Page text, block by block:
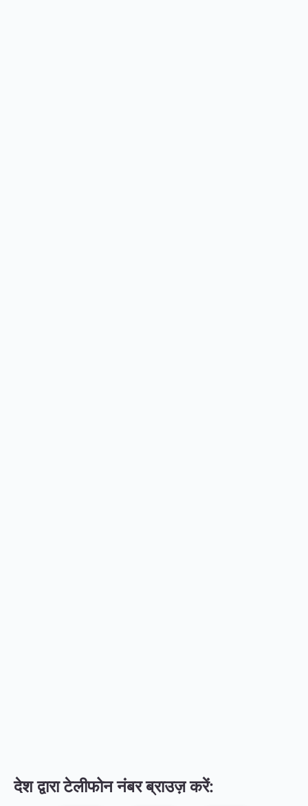
देश द्वारा टेलीफोन नंबर ब्राउज़ करें: